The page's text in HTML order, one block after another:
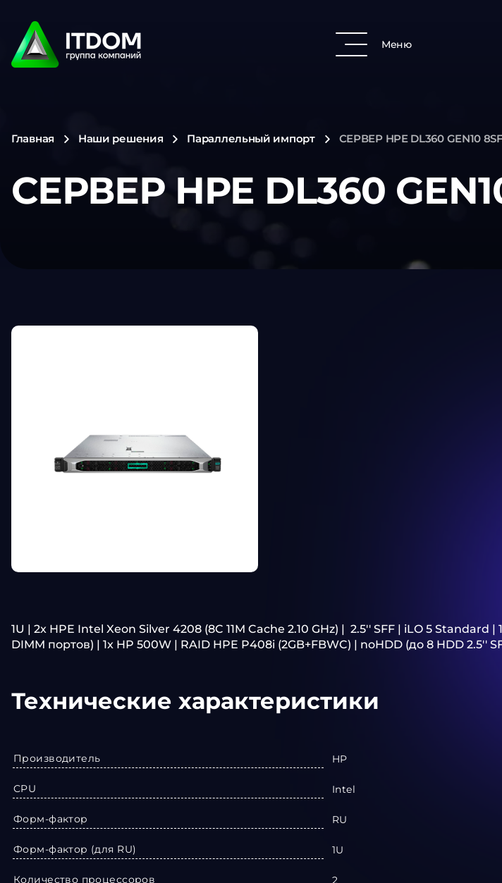
Меню
Главная Наши решения Параллельный импорт СЕРВЕР HPE DL360 GEN10
СЕРВЕР HPE DL360
1U | 2x HPE Intel Xeon Silver 4208 (8C 11M Cache 2.10 GHz) | 2.5'' SFF | iLO 5
DIMM портов) | 1x HP 500W | RAID HPE P408i (2GB+FBWC) | noHDD (до 8 HDD 2.5''
Технические характеристики
Производитель HP
CPU Intel
Форм-фактор RU
Форм-фактор (для RU) 1U
Количество процессоров 2